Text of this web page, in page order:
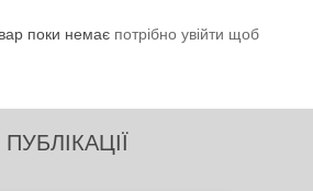
поки немає потрібно увійти щоб
ПУБЛІКАЦІЇ